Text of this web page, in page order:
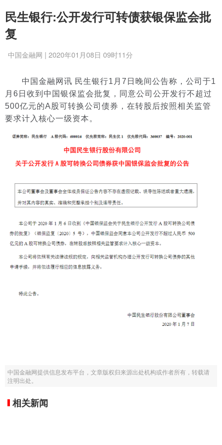
民生银行:公开发行可转债获银保监会批
复
中国金融网 | 2020年01月08日 09时11分
中国金融网讯 民生银行1月7日晚间公告称，公司于1
月6日收到中国银保监会批复，同意公司公开发行不超过
500亿元的A股可转换公司债券，在转股后按照相关监管
要求计入核心一级资本。
中国金融网提供信息发布平台，文章版权归来源出处机构或作者所有，转载请
注明出处。
相关新闻